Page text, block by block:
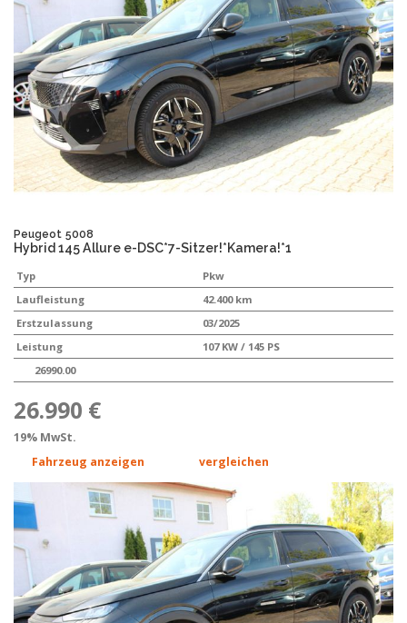
Peugeot 5008
Hybrid 145 Allure e-DSC*7-Sitzer!*Kamera!*1
Typ
Pkw
Laufleistung
42.400 km
Erstzulassung
03/2025
Leistung
107 KW / 145 PS
26990.00
26.990 €
19% MwSt.
Fahrzeug anzeigen
vergleichen